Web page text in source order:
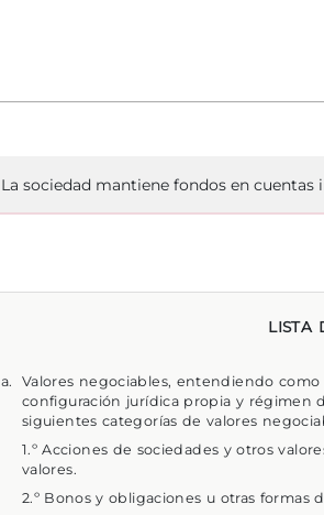
La sociedad mantiene fondos en
LISTA
Valores negociables, entendiendo
configuración jurídica propia y régimen
siguientes categorías de valores
1.º Acciones de sociedades y otros
valores.
2.º Bonos y obligaciones u otras